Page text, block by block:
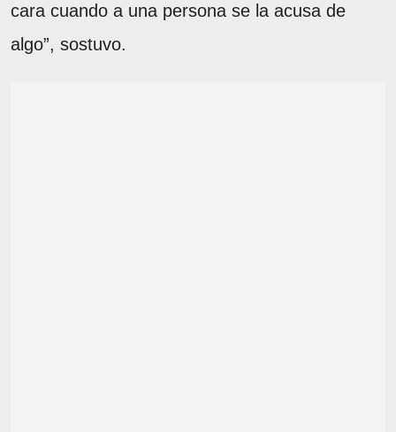
cara cuando a una persona se la acusa de
algo”, sostuvo.